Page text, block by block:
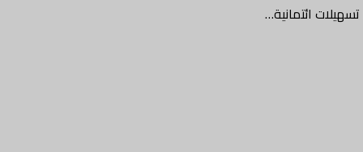
ائتمانية…